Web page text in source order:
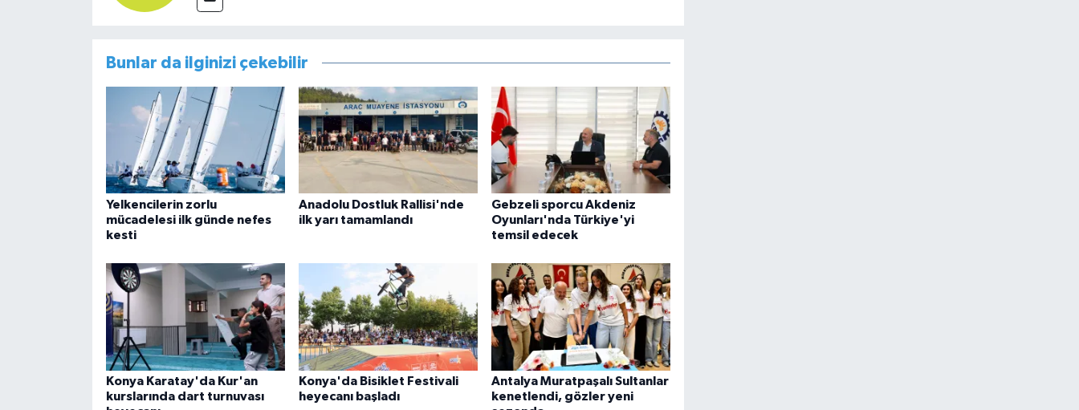
Bunlar da ilginizi çekebilir
Yelkencilerin zorlu
mücadelesi ilk günde nefes
kesti
Anadolu Dostluk Rallisi'nde
ilk yarı tamamlandı
Gebzeli sporcu Akdeniz
Oyunları'nda Türkiye'yi
temsil edecek
Konya Karatay'da Kur'an
kurslarında dart turnuvası
Konya'da Bisiklet Festivali
heyecanı başladı
Antalya Muratpaşalı Sultanlar
kenetlendi, gözler yeni